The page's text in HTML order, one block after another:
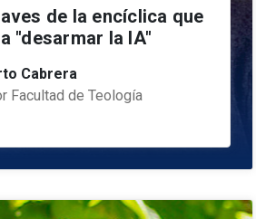
de la encíclica que
"desarmar la IA"
Cabrera
Facultad de Teología